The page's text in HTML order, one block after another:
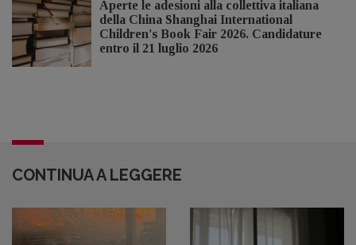
Aperte le adesioni alla collettiva italiana
della China Shanghai International
Children's Book Fair 2026. Candidature
entro il 21 luglio 2026
CONTINUA A LEGGERE